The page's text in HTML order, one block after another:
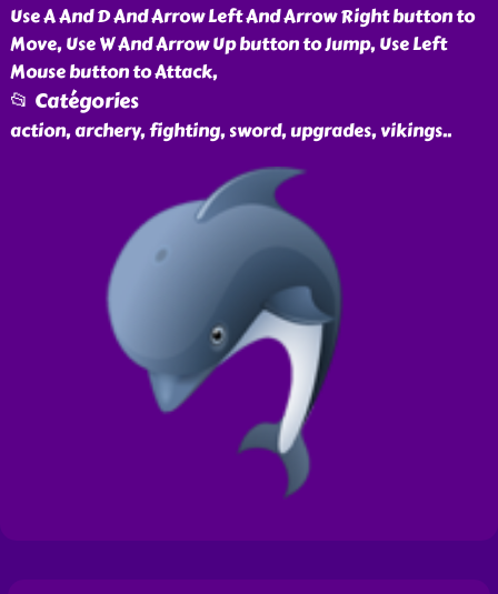
Use A And D And Arrow Left And Arrow Right button to
Move, Use W And Arrow Up button to Jump, Use Left
Mouse button to Attack,
📂 Catégories
action, archery, fighting, sword, upgrades, vikings..